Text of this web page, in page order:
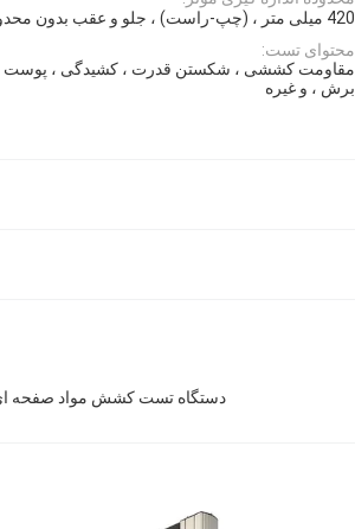
420 میلی متر ، (چپ-راست) ، جلو و عقب بدون محدودیت
محتوای تست:
مقاومت کششی ، شکستن قدرت ، کشیدگی ، پوست ،
برش ، و غیره
دستگاه تست کشش مواد صفحه ای